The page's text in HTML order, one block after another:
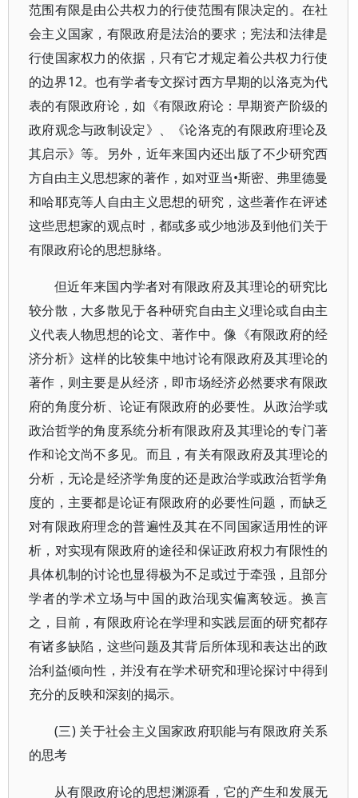
范围有限是由公共权力的行使范围有限决定的。在社
会主义国家，有限政府是法治的要求；宪法和法律是
行使国家权力的依据，只有它才规定着公共权力行使
的边界12。也有学者专文探讨西方早期的以洛克为代
表的有限政府论，如《有限政府论：早期资产阶级的
政府观念与政制设定》、《论洛克的有限政府理论及
其启示》等。另外，近年来国内还出版了不少研究西
方自由主义思想家的著作，如对亚当•斯密、弗里德曼
和哈耶克等人自由主义思想的研究，这些著作在评述
这些思想家的观点时，都或多或少地涉及到他们关于
有限政府论的思想脉络。
但近年来国内学者对有限政府及其理论的研究比
较分散，大多散见于各种研究自由主义理论或自由主
义代表人物思想的论文、著作中。像《有限政府的经
济分析》这样的比较集中地讨论有限政府及其理论的
著作，则主要是从经济，即市场经济必然要求有限政
府的角度分析、论证有限政府的必要性。从政治学或
政治哲学的角度系统分析有限政府及其理论的专门著
作和论文尚不多见。而且，有关有限政府及其理论的
分析，无论是经济学角度的还是政治学或政治哲学角
度的，主要都是论证有限政府的必要性问题，而缺乏
对有限政府理念的普遍性及其在不同国家适用性的评
析，对实现有限政府的途径和保证政府权力有限性的
具体机制的讨论也显得极为不足或过于牵强，且部分
学者的学术立场与中国的政治现实偏离较远。换言
之，目前，有限政府论在学理和实践层面的研究都存
有诸多缺陷，这些问题及其背后所体现和表达出的政
治利益倾向性，并没有在学术研究和理论探讨中得到
充分的反映和深刻的揭示。
(三) 关于社会主义国家政府职能与有限政府关系
的思考
从有限政府论的思想渊源看，它的产生和发展无